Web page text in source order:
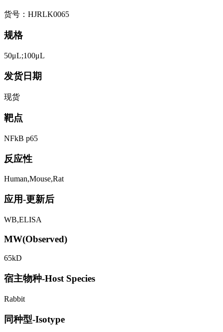
货号：HJRLK0065
规格
50μL;100μL
发货日期
现货
靶点
NFkB p65
反应性
Human,Mouse,Rat
应用-更新后
WB,ELISA
MW(Observed)
65kD
宿主物种-Host Species
Rabbit
同种型-Isotype